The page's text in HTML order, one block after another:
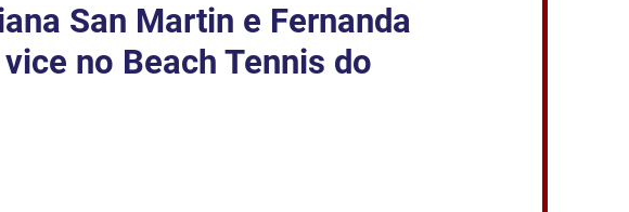
San Martin e Fernanda
no Beach Tennis do